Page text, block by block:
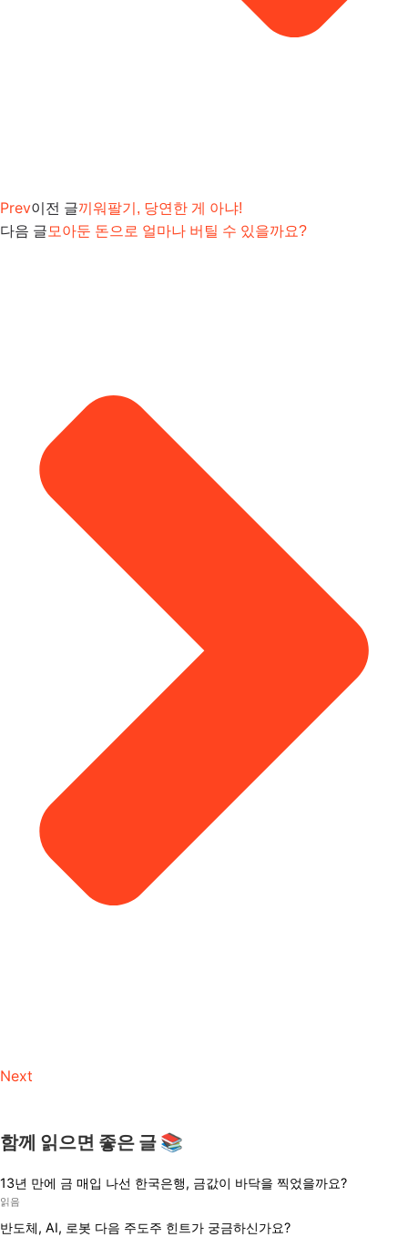
Prev이전 글끼워팔기, 당연한 게 아냐!
다음 글 모아둔 돈으로 얼마나 버틸 수 있을까요?
Next
함께 읽으면 좋은 글 📚
13년 만에 금 매입 나선 한국은행, 금값이 바닥을 찍었을까요?
읽음
반도체, AI, 로봇 다음 주도주 힌트가 궁금하신가요?